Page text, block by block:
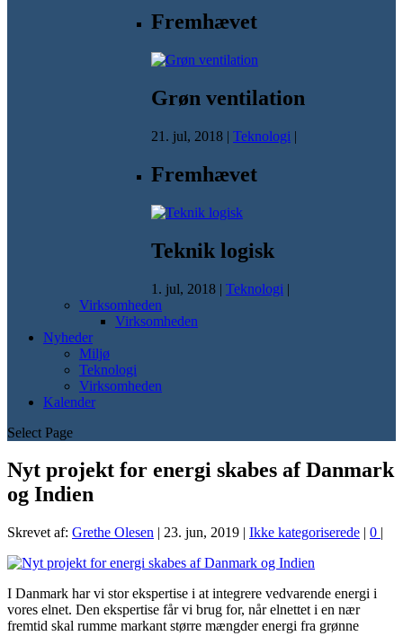
Fremhævet
Grøn ventilation
21. jul, 2018 | Teknologi |
Fremhævet
Teknik logisk
1. jul, 2018 | Teknologi |
Virksomheden
Virksomheden
Nyheder
Miljø
Teknologi
Virksomheden
Kalender
Select Page
Nyt projekt for energi skabes af Danmark
og Indien
Skrevet af: Grethe Olesen | 23. jun, 2019 | Ikke kategoriserede | 0 |
I Danmark har vi stor ekspertise i at integrere vedvarende energi i
vores elnet. Den ekspertise får vi brug for, når elnettet i en nær
fremtid skal rumme markant større mængder energi fra grønne